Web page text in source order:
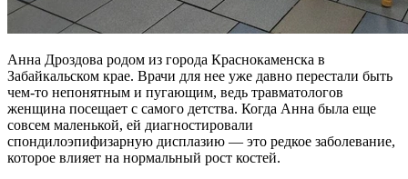
Анна Дроздова родом из города Краснокаменска в
Забайкальском крае. Врачи для нее уже давно перестали быть
чем-то непонятным и пугающим, ведь травматологов
женщина посещает с самого детства. Когда Анна была еще
совсем маленькой, ей диагностировали
спондилоэпифизарную дисплазию — это редкое заболевание,
которое влияет на нормальный рост костей.